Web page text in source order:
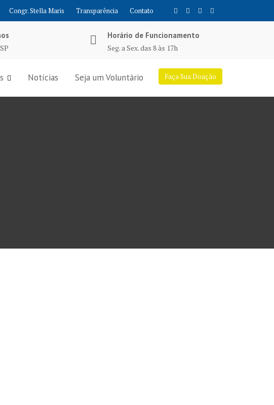
Congr. Stella Maris Transparência Contato
Horário de Funcionamento
Seg. a Sex. das 8 às 17h
Faça Sua Doação
Notícias Seja um Voluntário